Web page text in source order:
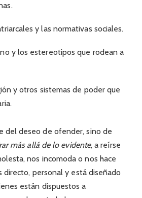
y las normativas sociales.
y los estereotipos que rodean a
y otros sistemas de poder que
del deseo de ofender, sino de
más allá de lo evidente, a reírse
nos incomoda o nos hace
directo, personal y está diseñado
están dispuestos a